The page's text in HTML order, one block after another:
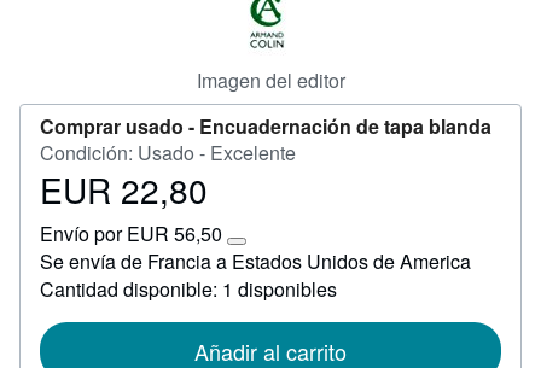
Imagen del editor
Comprar usado - Encuadernación de tapa blanda
Condición: Usado - Excelente
Precio
22,80
EUR 22,80
Envío por EUR 56,50
Más
información
sobre
tarifas
envío
Se envía de Francia a Estados Unidos de America
Cantidad disponible: 1 disponibles
Añadir al carrito